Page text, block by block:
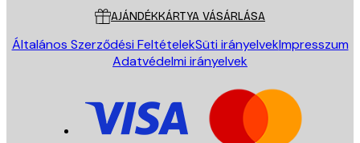
AJÁNDÉKKÁRTYA VÁSÁRLÁSA
Általános Szerződési FeltételekSüti irányelvekImpresszum
Adatvédelmi irányelvek